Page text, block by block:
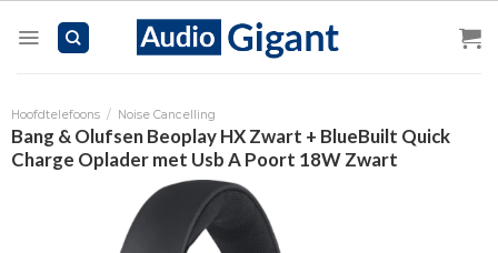
Hoofdtelefoons / Noise Cancelling
Bang & Olufsen Beoplay HX Zwart + BlueBuilt Quick
Charge Oplader met Usb A Poort 18W Zwart